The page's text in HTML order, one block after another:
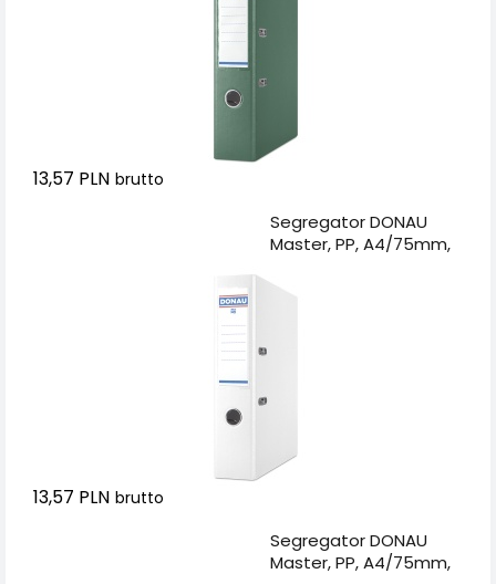
13,57 PLN brutto
Segregator DONAU
Master, PP, A4/75mm,
13,57 PLN brutto
Segregator DONAU
Master, PP, A4/75mm,